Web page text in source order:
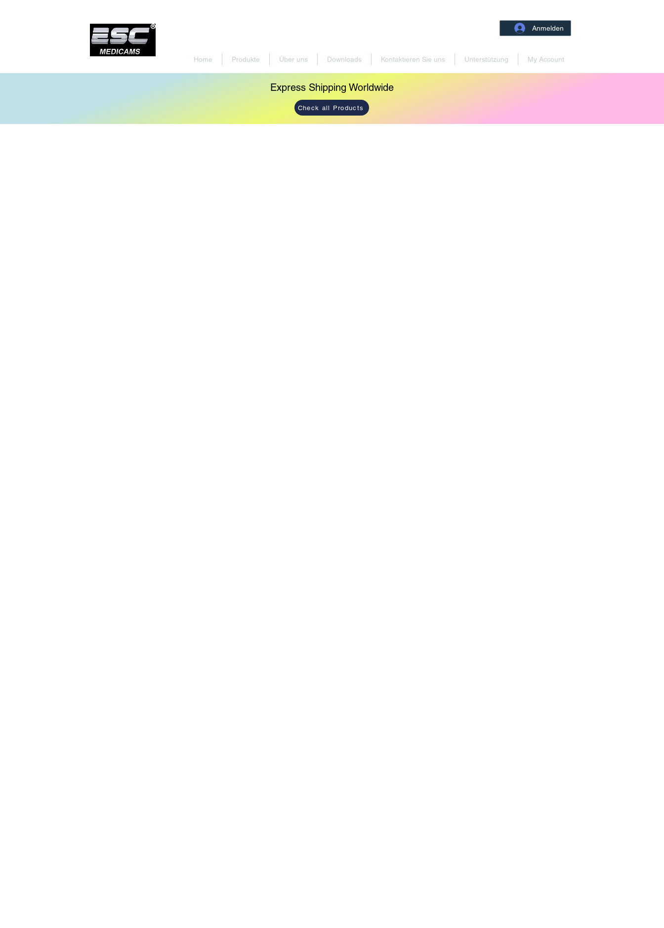
Anmelden
Home Produkte Über uns Downloads Kontaktieren Sie uns Unterstützung My Account
Express Shipping Worldwide
Check all Products